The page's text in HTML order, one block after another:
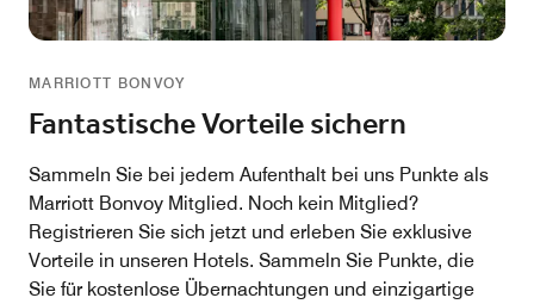
MARRIOTT BONVOY
Fantastische Vorteile sichern
Sammeln Sie bei jedem Aufenthalt bei uns Punkte als
Marriott Bonvoy Mitglied. Noch kein Mitglied?
Registrieren Sie sich jetzt und erleben Sie exklusive
Vorteile in unseren Hotels. Sammeln Sie Punkte, die
Sie für kostenlose Übernachtungen und einzigartige